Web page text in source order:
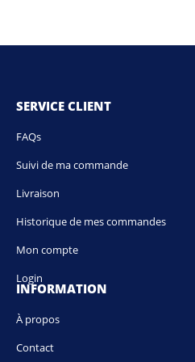
SERVICE CLIENT
FAQs
Suivi de ma commande
Livraison
Historique de mes commandes
Mon compte
Login
INFORMATION
À propos
Contact